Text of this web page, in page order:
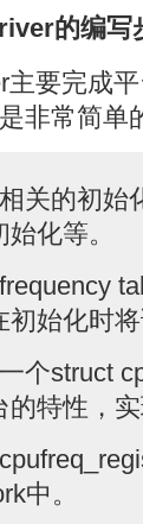
的编写
主要完成
非常简单
关的初始
化等。
初始化时
个struct
的特性，
中。